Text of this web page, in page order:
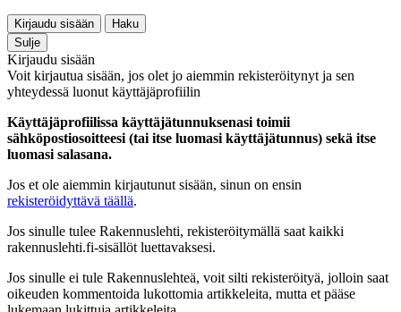
Kirjaudu sisään
Haku
Sulje
Kirjaudu sisään
Voit kirjautua sisään, jos olet jo aiemmin rekisteröitynyt ja sen
yhteydessä luonut käyttäjäprofiilin
Käyttäjäprofiilissa käyttäjätunnuksenasi toimii
sähköpostiosoitteesi (tai itse luomasi käyttäjätunnus) sekä itse
luomasi salasana.
Jos et ole aiemmin kirjautunut sisään, sinun on ensin
rekisteröidyttävä täällä.
Jos sinulle tulee Rakennuslehti, rekisteröitymällä saat kaikki
rakennuslehti.fi-sisällöt luettavaksesi.
Jos sinulle ei tule Rakennuslehteä, voit silti rekisteröityä, jolloin saat
oikeuden kommentoida lukottomia artikkeleita, mutta et pääse